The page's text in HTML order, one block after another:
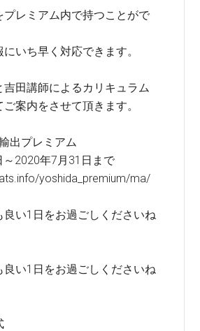
プレミアム内で持つことがで
いち早く対応できます。
吉田講師によるカリキュラム
案内をさせて頂きます。
出プレミアム
2020年7月31日まで
yoshida_premium/ma/
良い1日をお過ごしくださいね
良い1日をお過ごしくださいね